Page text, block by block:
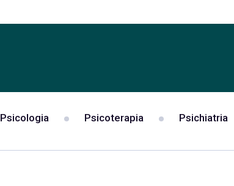
Psicologia Psicoterapia Psichiatria